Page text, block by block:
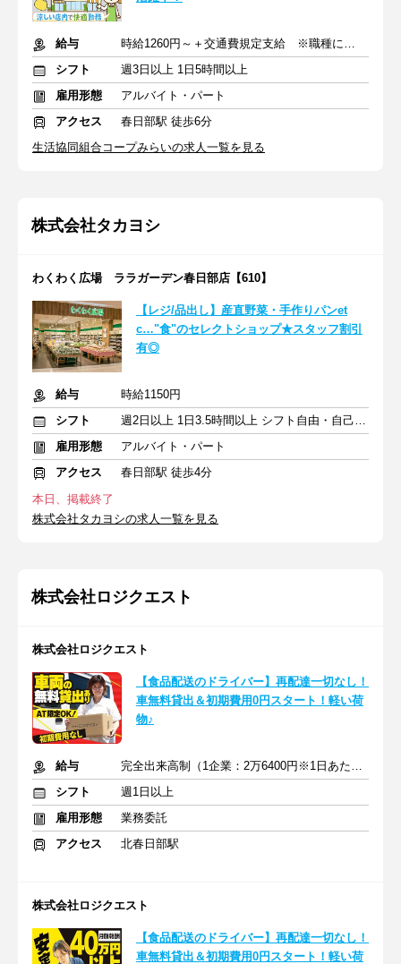
給与
時給1260円～＋交通費規定支給 ※職種により昇給あり
シフト
週3日以上 1日5時間以上
雇用形態
アルバイト・パート
アクセス
春日部駅 徒歩6分
生活協同組合コープみらいの求人一覧を見る
株式会社タカヨシ
わくわく広場 ララガーデン春日部店【610】
【レジ/品出し】産直野菜・手作りパンet
c…"食"のセレクトショップ★スタッフ割引
有◎
給与
時給1150円
シフト
週2日以上 1日3.5時間以上 シフト自由・自己申告
雇用形態
アルバイト・パート
アクセス
春日部駅 徒歩4分
本日、掲載終了
株式会社タカヨシの求人一覧を見る
株式会社ロジクエスト
株式会社ロジクエスト
【食品配送のドライバー】再配達一切なし！
車無料貸出＆初期費用0円スタート！軽い荷
物♪
給与
完全出来高制（1企業：2万6400円※1日あたり）
シフト
週1日以上
雇用形態
業務委託
アクセス
北春日部駅
株式会社ロジクエスト
【食品配送のドライバー】再配達一切なし！
車無料貸出＆初期費用0円スタート！軽い荷